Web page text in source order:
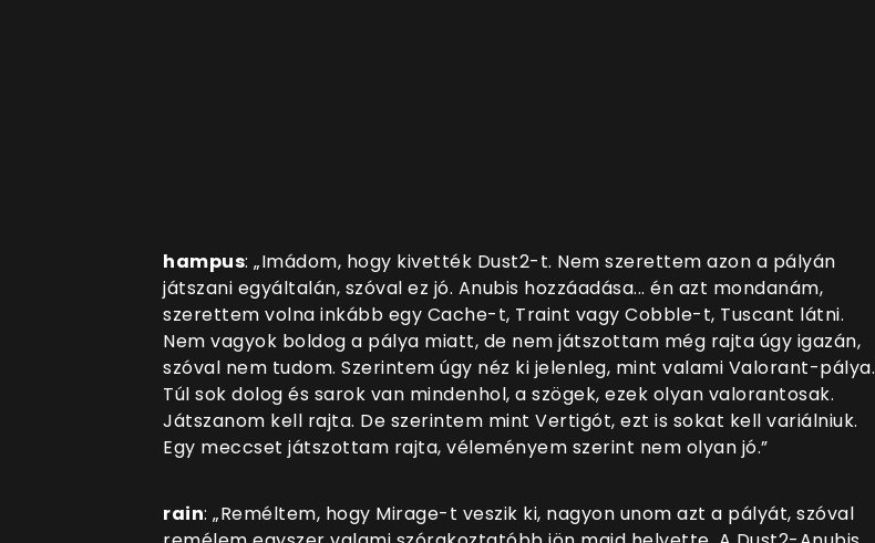
hampus: „Imádom, hogy kivették Dust2-t. Nem szerettem azon a pályán
játszani egyáltalán, szóval ez jó. Anubis hozzáadása... én azt mondanám,
szerettem volna inkább egy Cache-t, Traint vagy Cobble-t, Tuscant látni.
Nem vagyok boldog a pálya miatt, de nem játszottam még rajta úgy igazán,
szóval nem tudom. Szerintem úgy néz ki jelenleg, mint valami Valorant-pálya.
Túl sok dolog és sarok van mindenhol, a szögek, ezek olyan valorantosak.
Játszanom kell rajta. De szerintem mint Vertigót, ezt is sokat kell variálniuk.
Egy meccset játszottam rajta, véleményem szerint nem olyan jó.”
rain: „Reméltem, hogy Mirage-t veszik ki, nagyon unom azt a pályát, szóval